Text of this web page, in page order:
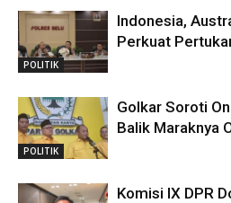
POLITIK
Indonesia,
Perkuat
POLITIK
Golkar Soroti
Balik Maraknya
Komisi IX DPR